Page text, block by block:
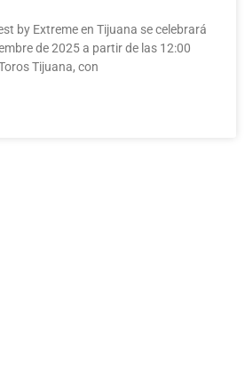
by Extreme en Tijuana se celebrará
de 2025 a partir de las 12:00
Tijuana, con